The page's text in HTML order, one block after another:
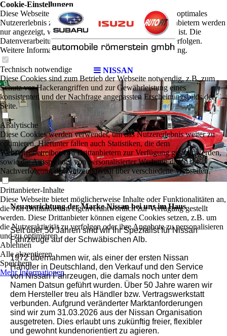
NISSAN
Neuausrichtung der Marke Nissan bei uns im Haus
Seit über 50 Jahren sind wir Ihr Spezialist für Nissan
Fahrzeuge auf der Schwäbischen Alb.
1972 übernahmen wir, als einer der ersten Nissan
Händler in Deutschland, den Verkauf und den Service
von Nissan Fahrzeugen, die damals noch unter dem
Namen Datsun geführt wurden. Über 50 Jahre waren wir
dem Hersteller treu als Händler bzw. Vertragswerkstatt
verbunden. Aufgrund veränderter Marktanforderungen
sind wir zum 31.03.2026 aus der Nissan Organisation
ausgetreten. Dies erlaubt uns zukünftig freier, flexibler
und gewohnt kundenorientiert zu agieren.
Cookie-Einstellungen
Diese Webseite verwendet Cookies, um Besuchern ein optimales
Nutzererlebnis zu bieten. Bestimmte Inhalte von Drittanbietern werden
nur angezeigt, wenn die entsprechende Option aktiviert ist. Die
Datenverarbeitung kann dann auch in einem Drittland erfolgen.
Weitere Informationen hierzu in der Datenschutzerklärung.
Technisch notwendige
Diese Cookies sind zum Betrieb der Webseite notwendig, z.B. zum
Schutz vor Hackerangriffen und zur Gewährleistung eines
konsistenten und der Nachfrage angepassten Erscheinungsbilds der
Seite.
Analytische
Diese Cookies werden verwendet, um das Nutzererlebnis weiter zu
optimieren. Hierunter fallen auch Statistiken, die dem
Webseitenbetreiber von Drittanbietern zur Verfügung gestellt werden,
sowie die Ausspielung von personalisierter Werbung durch die
Nachverfolgung der Nutzeraktivität über verschiedene Webseiten.
Drittanbieter-Inhalte
Diese Webseite bietet möglicherweise Inhalte oder Funktionalitäten an,
die von Drittanbietern eigenverantwortlich zur Verfügung gestellt
werden. Diese Drittanbieter können eigene Cookies setzen, z.B. um
die Nutzeraktivität zu verfolgen oder ihre Angebote zu personalisieren
und zu optimieren.
Ablehnen
Alle akzeptieren
Speichern
Mehr Informationen